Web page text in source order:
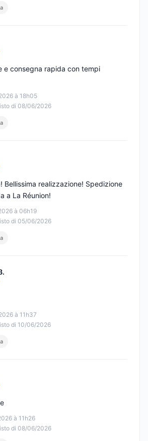
à 18h05
di 08/06/2026
e consegna rapida con tempi
à 06h19
di 05/06/2026
Bellissima realizzazione! Spedizione
a La Réunion!
à 11h37
di 10/06/2026
à 11h26
di 08/06/2026